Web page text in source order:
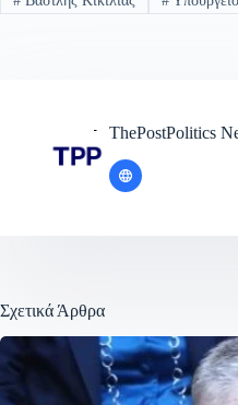
ThePostPolitics
Σχετικά Άρθρα